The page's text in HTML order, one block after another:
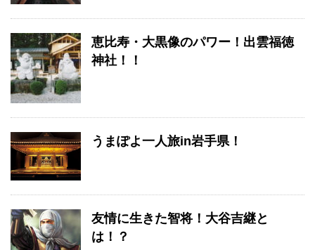
恵比寿・大黒像のパワー！出雲福徳
神社！！
うまぽよ一人旅in岩手県！
友情に生きた智将！大谷吉継と
は！？